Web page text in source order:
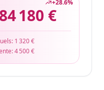
+28.6%
84 180 €
1 320 €
4 500 €